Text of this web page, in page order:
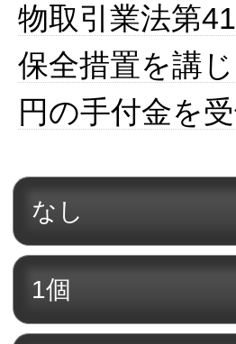
物取引業法第
保全措置を講
円の手付金を
なし
1個